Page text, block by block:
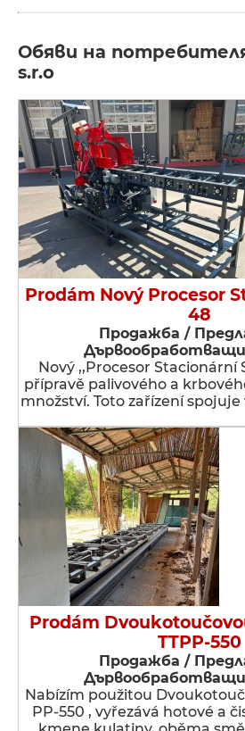
Обяви на
s.r.o
Prodám Nový Procesor
48
Продажба /
Nový ,,Procesor Stacionární
přípravě palivového a
množství. Toto zařízení
Prodám
TTPP-550
Продажба /
Nabízím použitou
PP-550 , vyřezává hotové a